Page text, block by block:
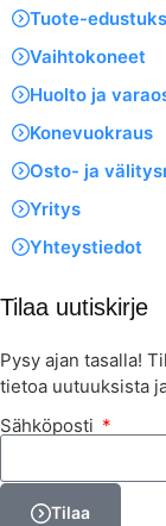
Tuote-
Vaihtokoneet
Huolto ja
Konevuokraus
Osto- ja
Yritys
Yhteystiedot
Tilaa uutiskirje
Pysy ajan tasalla!
tietoa uutuuksista
Sähköposti
Tilaa